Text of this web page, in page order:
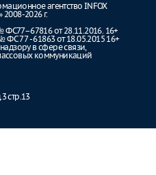
агентство INFOX
2026 г.
ФС77–67816 от 28.11.2016. 16+
77 - 61863 от 18.05.2015 16+
в сфере связи,
коммуникаций
стр.13